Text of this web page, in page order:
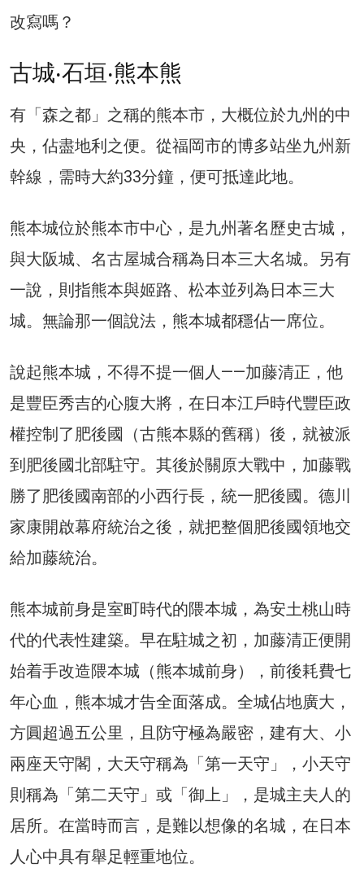
改寫嗎？
古城‧石垣‧熊本熊
有「森之都」之稱的熊本市，大概位於九州的中
央，佔盡地利之便。從福岡市的博多站坐九州新
幹線，需時大約33分鐘，便可抵達此地。
熊本城位於熊本市中心，是九州著名歷史古城，
與大阪城、名古屋城合稱為日本三大名城。另有
一說，則指熊本與姬路、松本並列為日本三大
城。無論那一個說法，熊本城都穩佔一席位。
說起熊本城，不得不提一個人——加藤清正，他
是豐臣秀吉的心腹大將，在日本江戶時代豐臣政
權控制了肥後國（古熊本縣的舊稱）後，就被派
到肥後國北部駐守。其後於關原大戰中，加藤戰
勝了肥後國南部的小西行長，統一肥後國。德川
家康開啟幕府統治之後，就把整個肥後國領地交
給加藤統治。
熊本城前身是室町時代的隈本城，為安土桃山時
代的代表性建築。早在駐城之初，加藤清正便開
始着手改造隈本城（熊本城前身），前後耗費七
年心血，熊本城才告全面落成。全城佔地廣大，
方圓超過五公里，且防守極為嚴密，建有大、小
兩座天守閣，大天守稱為「第一天守」，小天守
則稱為「第二天守」或「御上」，是城主夫人的
居所。在當時而言，是難以想像的名城，在日本
人心中具有舉足輕重地位。